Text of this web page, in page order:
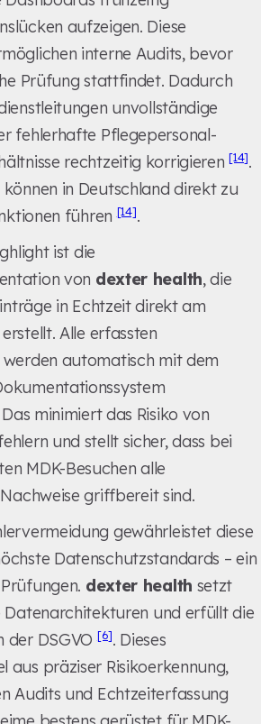
aufzeigen. Diese
interne Audits, bevor
Prüfung stattfindet. Dadurch
unvollständige
fehlerhafte Pflegepersonal-
rechtzeitig korrigieren[14].
können in Deutschland direkt zu
führen[14].
ist die
von dexter health, die
in Echtzeit direkt am
Alle erfassten
automatisch mit dem
minimiert das Risiko von
und stellt sicher, dass bei
MDK-Besuchen alle
griffbereit sind.
gewährleistet diese
Datenschutzstandards – ein
dexter health setzt
und erfüllt die
der DSGVO[6]. Dieses
aus präziser Risikoerkennung,
Audits und Echtzeiterfassung